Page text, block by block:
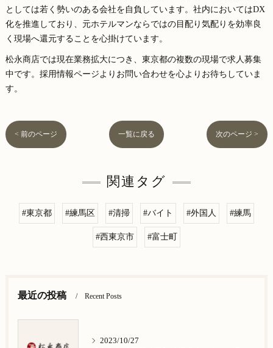
としては若く勢いのある会社を自負しています。社内においてはDX
化を推進しており、元ホテルマンならではの目配り気配りを効率良
く現場へ還元することを心掛けています。
松永商店では現在業務拡大につき、東京都の複数の現場で求人募集
中です。採用情報ページよりお問い合わせを心よりお待ちしていま
す。
< 前のページ 一覧に戻る 次のページ >
関連タグ
#東京都 #練馬区 #清掃 #バイト #外国人 #練馬
#西東京市 #富士町
最近の投稿 Recent Posts
2023/10/27